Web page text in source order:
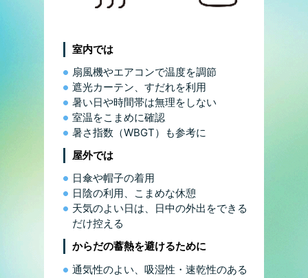
室内では
扇風機やエアコンで温度を調節
遮光カーテン、すだれを利用
暑い日や時間帯は無理をしない
室温をこまめに確認
暑さ指数（WBGT）も参考に
屋外では
日傘や帽子の着用
日陰の利用、こまめな休憩
天気のよい日は、日中の外出をできる
だけ控える
からだの蓄熱を避けるために
通気性のよい、吸湿性・速乾性のある